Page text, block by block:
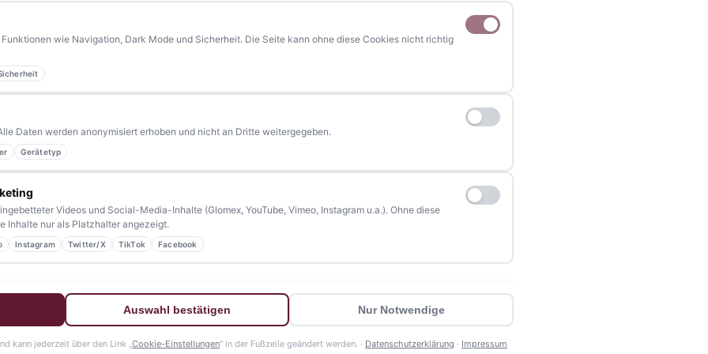
Aktuelle News, Hintergründe, Service und Freizeittipps
von Kultur bis Sport, von Alltagstipps bis
eine Geschichte, die erzählt werden sollte?
bleiben wir am Puls der Zeit.
NAVIGATION
Werbung / Mediadaten
Datenschutz
wie Navigation, Dark Mode und Sicherheit. Die Seite kann ohne diese Cookies nicht richtig
Daten werden anonymisiert erhoben und nicht an Dritte weitergegeben.
Gerätetyp
Videos und Social-Media-Inhalte (Glomex, YouTube, Vimeo, Instagram u.a.). Ohne diese
Inhalte nur als Platzhalter angezeigt.
Instagram Twitter/X TikTok Facebook
Auswahl bestätigen Nur Notwendige
kann jederzeit über den Link „Cookie-Einstellungen" in der Fußzeile geändert werden. · Datenschutzerklärung · Impressum